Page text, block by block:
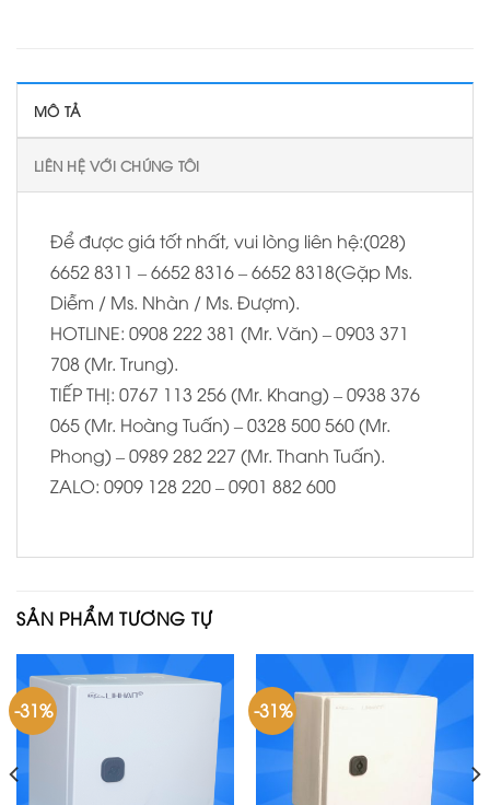
MÔ TẢ
LIÊN HỆ VỚI CHÚNG TÔI
Để được giá tốt nhất, vui lòng liên hệ:(028)
6652 8311 – 6652 8316 – 6652 8318(Gặp Ms.
Diễm / Ms. Nhàn / Ms. Đượm).
HOTLINE: 0908 222 381 (Mr. Văn) – 0903 371
708 (Mr. Trung).
TIẾP THỊ: 0767 113 256 (Mr. Khang) – 0938 376
065 (Mr. Hoàng Tuấn) – 0328 500 560 (Mr.
Phong) – 0989 282 227 (Mr. Thanh Tuấn).
ZALO: 0909 128 220 – 0901 882 600
SẢN PHẨM TƯƠNG TỰ
-31% -31%